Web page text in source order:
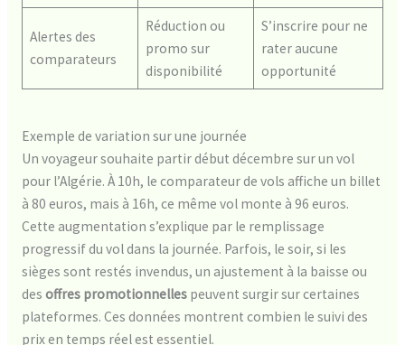
Alertes des
comparateurs
Réduction ou
promo sur
disponibilité
S’inscrire pour ne
rater aucune
opportunité
Exemple de variation sur une journée
Un voyageur souhaite partir début décembre sur un vol
pour l’Algérie. À 10h, le comparateur de vols affiche un billet
à 80 euros, mais à 16h, ce même vol monte à 96 euros.
Cette augmentation s’explique par le remplissage
progressif du vol dans la journée. Parfois, le soir, si les
sièges sont restés invendus, un ajustement à la baisse ou
des offres promotionnellespeuvent surgir sur certaines
plateformes. Ces données montrent combien le suivi des
prix en temps réel est essentiel.